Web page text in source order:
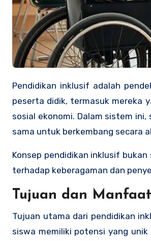
Pendidikan inklusif adalah pendekatan pendidikan yang mengutamakan kesetaraan dan akses yang adil bagi semua
peserta didik, termasuk mereka
sosial ekonomi. Dalam sistem
sama untuk berkembang secara
Konsep pendidikan inklusif
terhadap keberagaman dan
Tujuan dan
Tujuan utama dari pendidikan
siswa memiliki potensi yang